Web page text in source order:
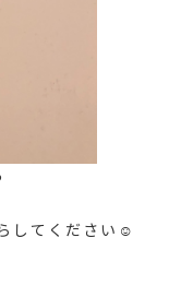
してください☺️